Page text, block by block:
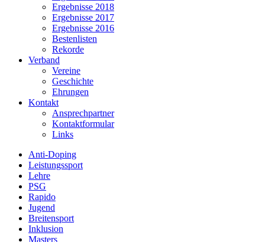
Ergebnisse 2018
Ergebnisse 2017
Ergebnisse 2016
Bestenlisten
Rekorde
Verband
Vereine
Geschichte
Ehrungen
Kontakt
Ansprechpartner
Kontaktformular
Links
Anti-Doping
Leistungssport
Lehre
PSG
Rapido
Jugend
Breitensport
Inklusion
Masters